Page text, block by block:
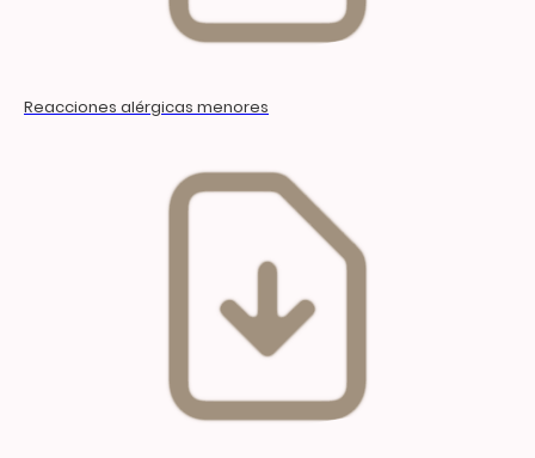
Reacciones alérgicas menores